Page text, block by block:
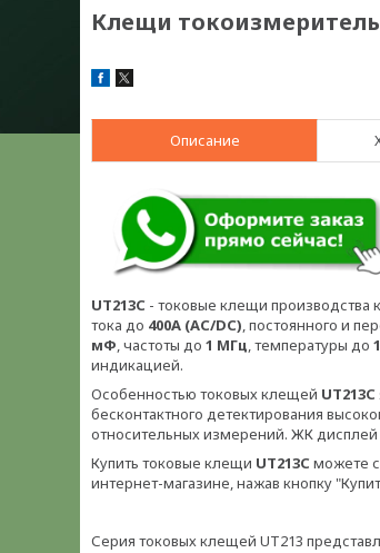
Клещи
Описание
UT213C - токовые клещи
тока до 400A (AC/DC), постоянного и
мФ, частоты до 1 МГц, температуры до
индикацией.
Особенностью токовых клещей UT213С
бесконтактного детектирования
относительных измерений. ЖК дисплей
Купить токовые клещи UT213С можете
интернет-магазине, нажав кнопку
Серия токовых клещей UT213